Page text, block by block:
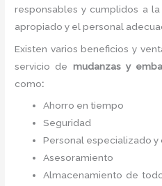
responsables y cumplidos a
apropiado y el personal
Existen varios beneficios y
servicio de mudanzas y
como:
Ahorro en tiempo
Seguridad
Personal especializado y
Asesoramiento
Almacenamiento de